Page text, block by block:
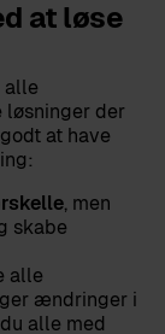
at løse
alle
løsninger der
at have
, men
skabe
alle
ændringer i
alle med